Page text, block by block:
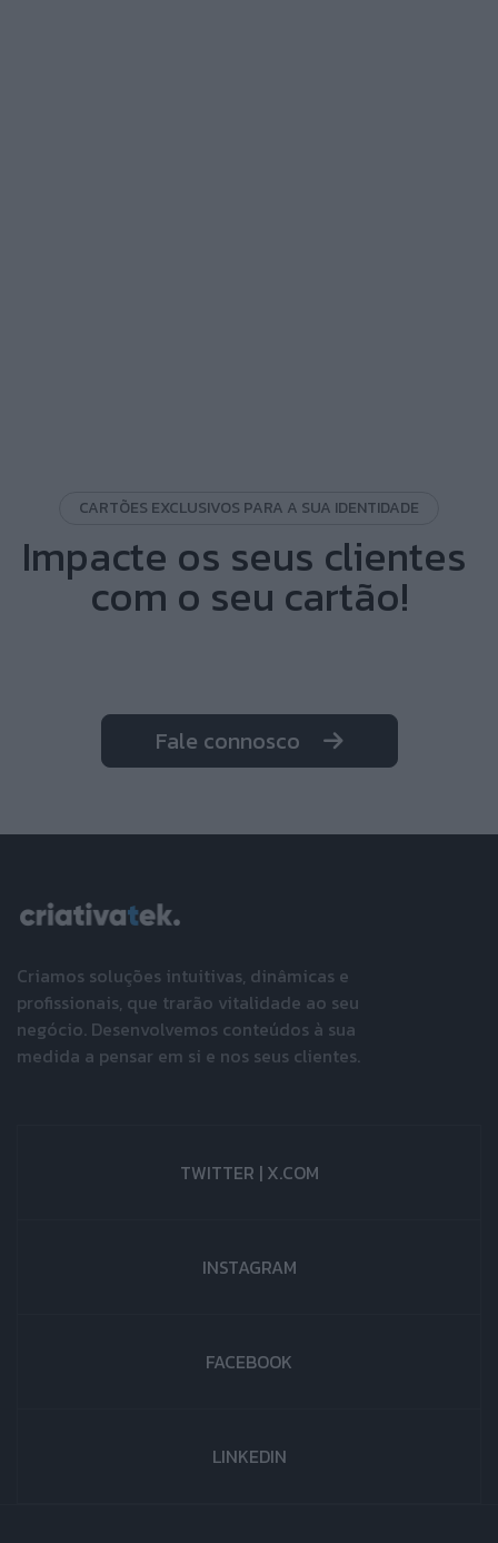
CARTÕES EXCLUSIVOS PARA A SUA IDENTIDADE
Impacte os seus clientes
com o seu cartão!
Fale connosco
Criamos soluções intuitivas, dinâmicas e
profissionais, que trarão vitalidade ao seu
negócio. Desenvolvemos conteúdos à sua
medida a pensar em si e nos seus clientes.
TWITTER | X.COM
INSTAGRAM
FACEBOOK
LINKEDIN